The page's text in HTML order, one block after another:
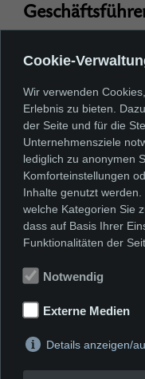
Dr. Ina Dinter -
Gregor
Sabine Junker
Beirat
Susanne
Elke
Strothmann
wurden in der
vom
bestätigt.
Cookie-
Wir verwenden
Erlebnis zu bieten.
der Seite und für die
Unternehmensziele
lediglich zu anonymen
Komforteinstellungen
Inhalte genutzt werden.
welche Kategorien Sie
dass auf Basis Ihrer
Funktionalitäten der
Notwendig
Externe Medien
Details anzeigen/